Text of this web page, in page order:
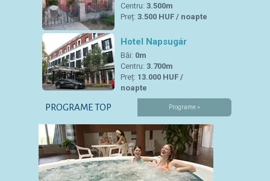
Centru: 3.500m
Preț: 3.500 HUF / noapte
Hotel Napsugár
Băi: 0m
Centru: 3.700m
Preț: 13.000 HUF /
noapte
PROGRAME TOP Programe »